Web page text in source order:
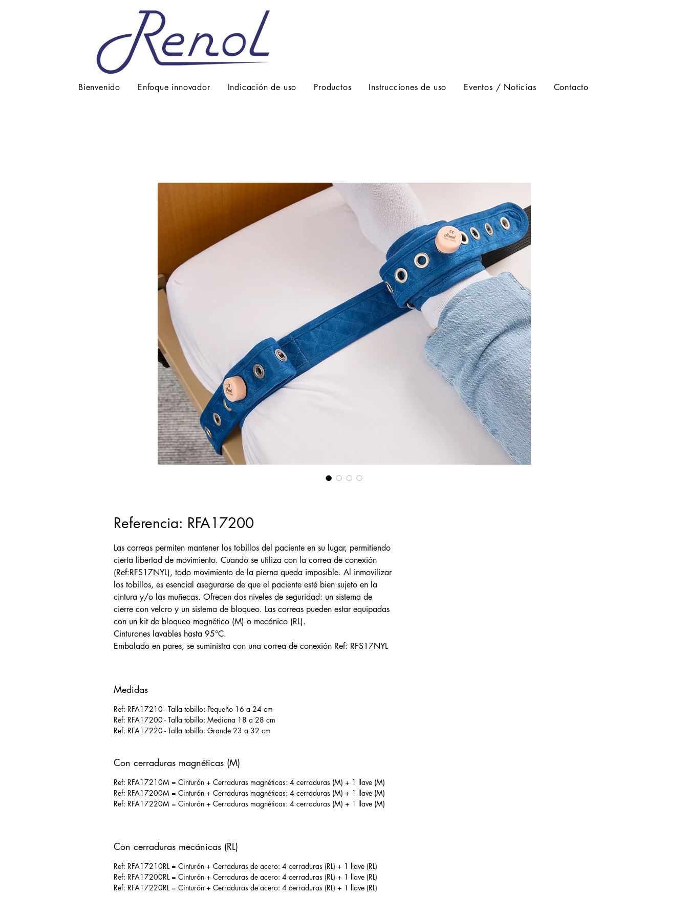
Bienvenido Enfoque innovador Indicación de uso Productos Instrucciones de uso Eventos / Noticias Contacto
Referencia: RFA17200
Las correas permiten mantener los tobillos del paciente en su lugar, permitiendo
cierta libertad de movimiento. Cuando se utiliza con la correa de conexión
(Ref:RFS17NYL), todo movimiento de la pierna queda imposible. Al inmovilizar
los tobillos, es esencial asegurarse de que el paciente esté bien sujeto en la
cintura y/o las muñecas. Ofrecen dos niveles de seguridad: un sistema de
cierre con velcro y un sistema de bloqueo. Las correas pueden estar equipadas
con un kit de bloqueo magnético (M) o mecánico (RL).
Cinturones lavables hasta 95°C.
Embalado en pares, se suministra con una correa de conexión Ref: RFS17NYL
Medidas
Ref: RFA17210 - Talla tobillo: Pequeño 16 a 24 cm
Ref: RFA17200 - Talla tobillo: Mediana 18 a 28 cm
Ref: RFA17220 - Talla tobillo: Grande 23 a 32 cm
Con cerraduras magnéticas (M)
Ref: RFA17210M = Cinturón + Cerraduras magnéticas: 4 cerraduras (M) + 1 llave (M)
Ref: RFA17200M = Cinturón + Cerraduras magnéticas: 4 cerraduras (M) + 1 llave (M)
Ref: RFA17220M = Cinturón + Cerraduras magnéticas: 4 cerraduras (M) + 1 llave (M)
Con cerraduras mecánicas (RL)
Ref: RFA17210RL = Cinturón + Cerraduras de acero: 4 cerraduras (RL) + 1 llave (RL)
Ref: RFA17200RL = Cinturón + Cerraduras de acero: 4 cerraduras (RL) + 1 llave (RL)
Ref: RFA17220RL = Cinturón + Cerraduras de acero: 4 cerraduras (RL) + 1 llave (RL)